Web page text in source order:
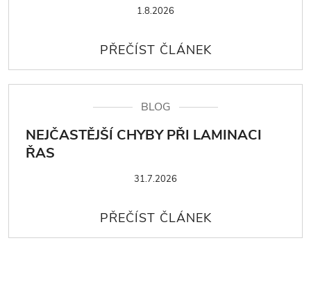
1.8.2026
BLOG
NEJČASTĚJŠÍ CHYBY PŘI LAMINACI
ŘAS
31.7.2026